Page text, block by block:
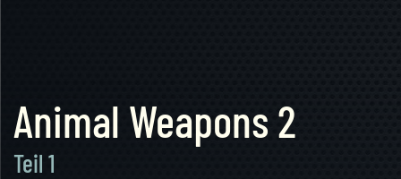
Animal Weapons 2
Teil 1